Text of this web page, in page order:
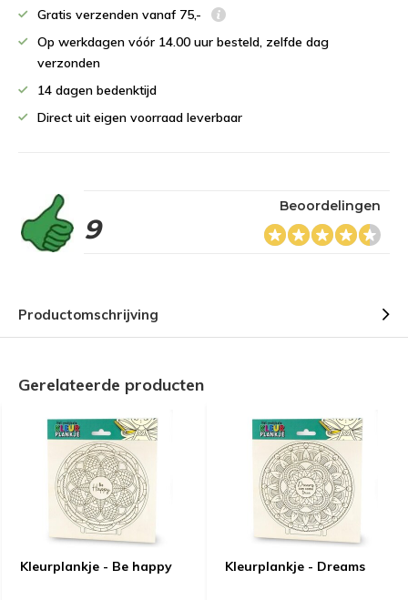
Gratis verzenden vanaf 75,-
Op werkdagen vóór 14.00 uur besteld, zelfde dag
verzonden
14 dagen bedenktijd
Direct uit eigen voorraad leverbaar
9
Beoordelingen
Productomschrijving
Gerelateerde producten
Kleurplankje - Be happy Kleurplankje - Dreams